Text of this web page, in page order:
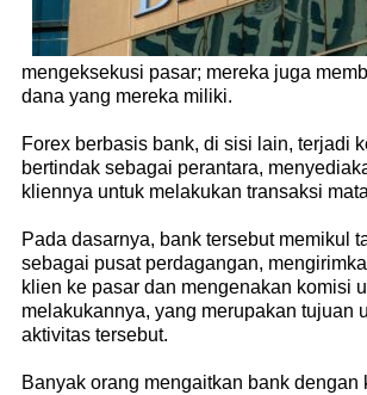
mengeksekusi pasar; mereka juga
dana yang mereka miliki.
Forex berbasis bank, di sisi lain, terjadi
bertindak sebagai perantara,
kliennya untuk melakukan transaksi
Pada dasarnya, bank tersebut memikul
sebagai pusat perdagangan,
klien ke pasar dan mengenakan komisi
melakukannya, yang merupakan tujuan
aktivitas tersebut.
Banyak orang mengaitkan bank dengan